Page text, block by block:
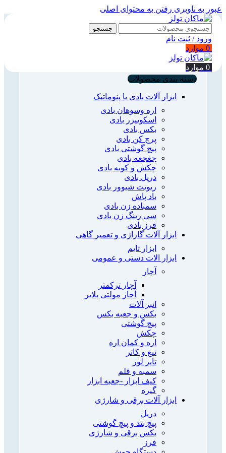
عبور به ناوبری رفتن به محتوای اصلی
جستجو
ورود / ثبت نام
0 موارد
0 موارد
دسته بندی محصولات
ابزار آلات بادی یا پنوماتیک
اره وسوهان بادی
اسکوییزر بادی
بکس بادی
پرچ کن بادی
پیچ گوشتی بادی
جغجغه بادی
چکش و کوبه بادی
دریل بادی
ریویت شیوور بادی
باد پاش
سمباده زن بادی
سی رینگ زن بادی
فرز بادی
ابزار آلات گاراژی و تعمیر گاهی
ابزار تایم
ابزار الات دستی و عمومی
آچار
آچار ترکمتر
آچار مولتی پلایر
انبر آلات
بکس و جعبه بکس
پیچ گوشتی
چکش
اره و کمان اره
تیغ و کاتر
تایر لور
سمبه و قلم
کیف ابزار -جعبه ابزار
گیره
ابزار آلات برقی و شارژی
دریل
پیچ بند و پیچ گوشتی
بکس برقی و شارژی
فرز